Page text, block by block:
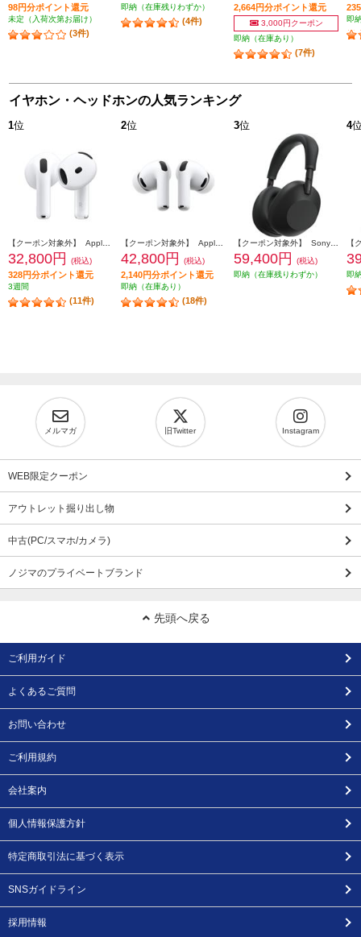
98円分ポイント還元
未定（入荷次第お届け）
(3件)
即納（在庫残りわずか）
(4件)
2,664円分ポイント還元
3,000円クーポン
即納（在庫あり）
(7件)
即
イヤホン・ヘッドホンの人気ランキング
1位
32,800円 (税込)
328円分ポイント還元
3週間
(11件)
2位
42,800円 (税込)
2,140円分ポイント還元
即納（在庫あり）
(18件)
3位
59,400円
(税込)
即納（在庫残りわずか）
4
即
メルマガ 旧Twitter Instagram
WEB限定クーポン
アウトレット掘り出し物
中古(PC/スマホ/カメラ)
ノジマのプライベートブランド
先頭へ戻る
ご利用ガイド
よくあるご質問
お問い合わせ
ご利用規約
会社案内
個人情報保護方針
特定商取引法に基づく表示
SNSガイドライン
採用情報